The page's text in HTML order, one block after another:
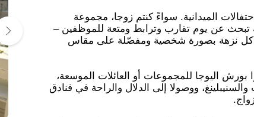
الميدانية. سواءً كنتم زوجا، مجموعة
تبحث عن يوم تقارب وترابط ومتعة للموظفين –
كل نزهة بصورة شخصية ومفصّلة على مقاس
بورش اليوجا للمجموعات أو العائلات الموسعة،
ووصولا إلى الدلال والراحة في فنادق